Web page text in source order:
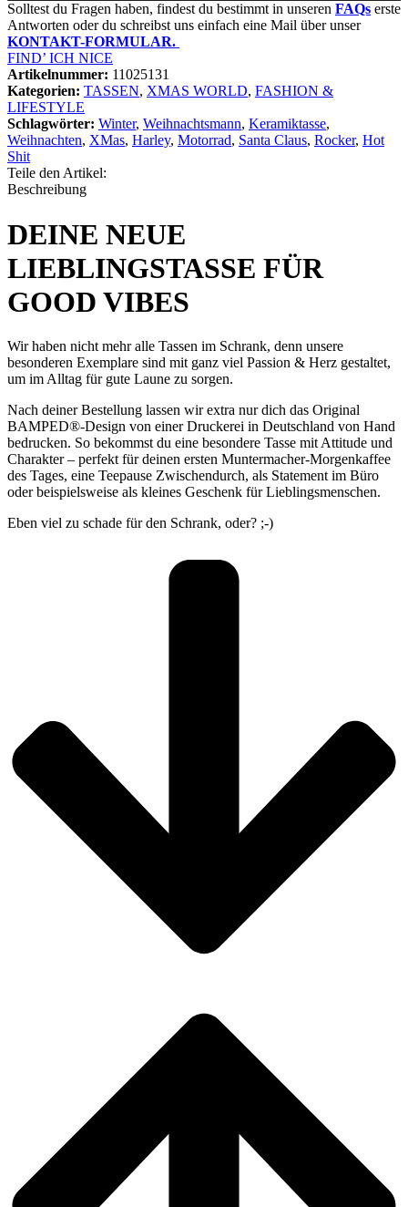
Solltest du Fragen haben, findest du bestimmt in unseren FAQs erste
Antworten oder du schreibst uns einfach eine Mail über unser
KONTAKT-FORMULAR.
FIND’ ICH NICE
Artikelnummer: 11025131
Kategorien: TASSEN, XMAS WORLD, FASHION &
LIFESTYLE
Schlagwörter: Winter, Weihnachtsmann, Keramiktasse,
Weihnachten, XMas, Harley, Motorrad, Santa Claus, Rocker, Hot
Shit
Teile den Artikel:
Beschreibung
DEINE NEUE
LIEBLINGSTASSE FÜR
GOOD VIBES
Wir haben nicht mehr alle Tassen im Schrank, denn unsere
besonderen Exemplare sind mit ganz viel Passion & Herz gestaltet,
um im Alltag für gute Laune zu sorgen.
Nach deiner Bestellung lassen wir extra nur dich das Original
BAMPED®-Design von einer Druckerei in Deutschland von Hand
bedrucken. So bekommst du eine besondere Tasse mit Attitude und
Charakter – perfekt für deinen ersten Muntermacher-Morgenkaffee
des Tages, eine Teepause Zwischendurch, als Statement im Büro
oder beispielsweise als kleines Geschenk für Lieblingsmenschen.
Eben viel zu schade für den Schrank, oder? ;-)